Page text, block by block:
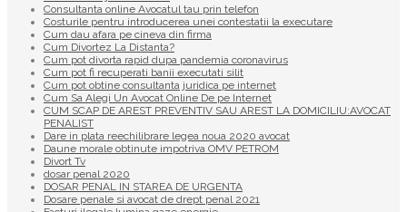
Consultanta online Avocatul tau prin telefon
Costurile pentru introducerea unei contestatii la executare
Cum dau afara pe cineva din firma
Cum Divortez La Distanta?
Cum pot divorta rapid dupa pandemia coronavirus
Cum pot fi recuperati banii executati silit
Cum pot obtine consultanta juridica pe internet
Cum Sa Alegi Un Avocat Online De pe Internet
CUM SCAP DE AREST PREVENTIV SAU AREST LA DOMICILIU:AVOCAT
PENALIST
Dare in plata reechilibrare legea noua 2020 avocat
Daune morale obtinute impotriva OMV PETROM
Divort Tv
dosar penal 2020
DOSAR PENAL IN STAREA DE URGENTA
Dosare penale si avocat de drept penal 2021